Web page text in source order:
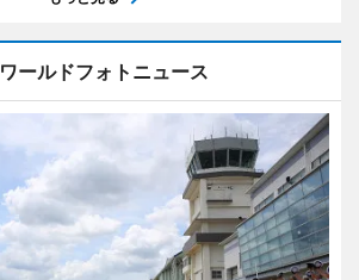
ワールドフォトニュース